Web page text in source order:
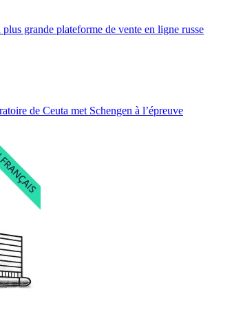
grande plateforme de vente en ligne russe
de Ceuta met Schengen à l’épreuve